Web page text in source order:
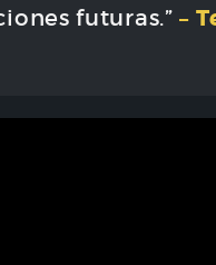
futuras.”–